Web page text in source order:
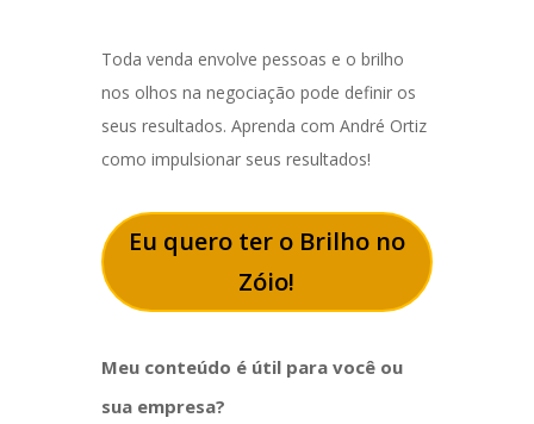
Toda venda envolve pessoas e o brilho
nos olhos na negociação pode definir os
seus resultados. Aprenda com André Ortiz
como impulsionar seus resultados!
Eu quero ter o Brilho no
Zóio!
Meu conteúdo é útil para você ou
sua empresa?